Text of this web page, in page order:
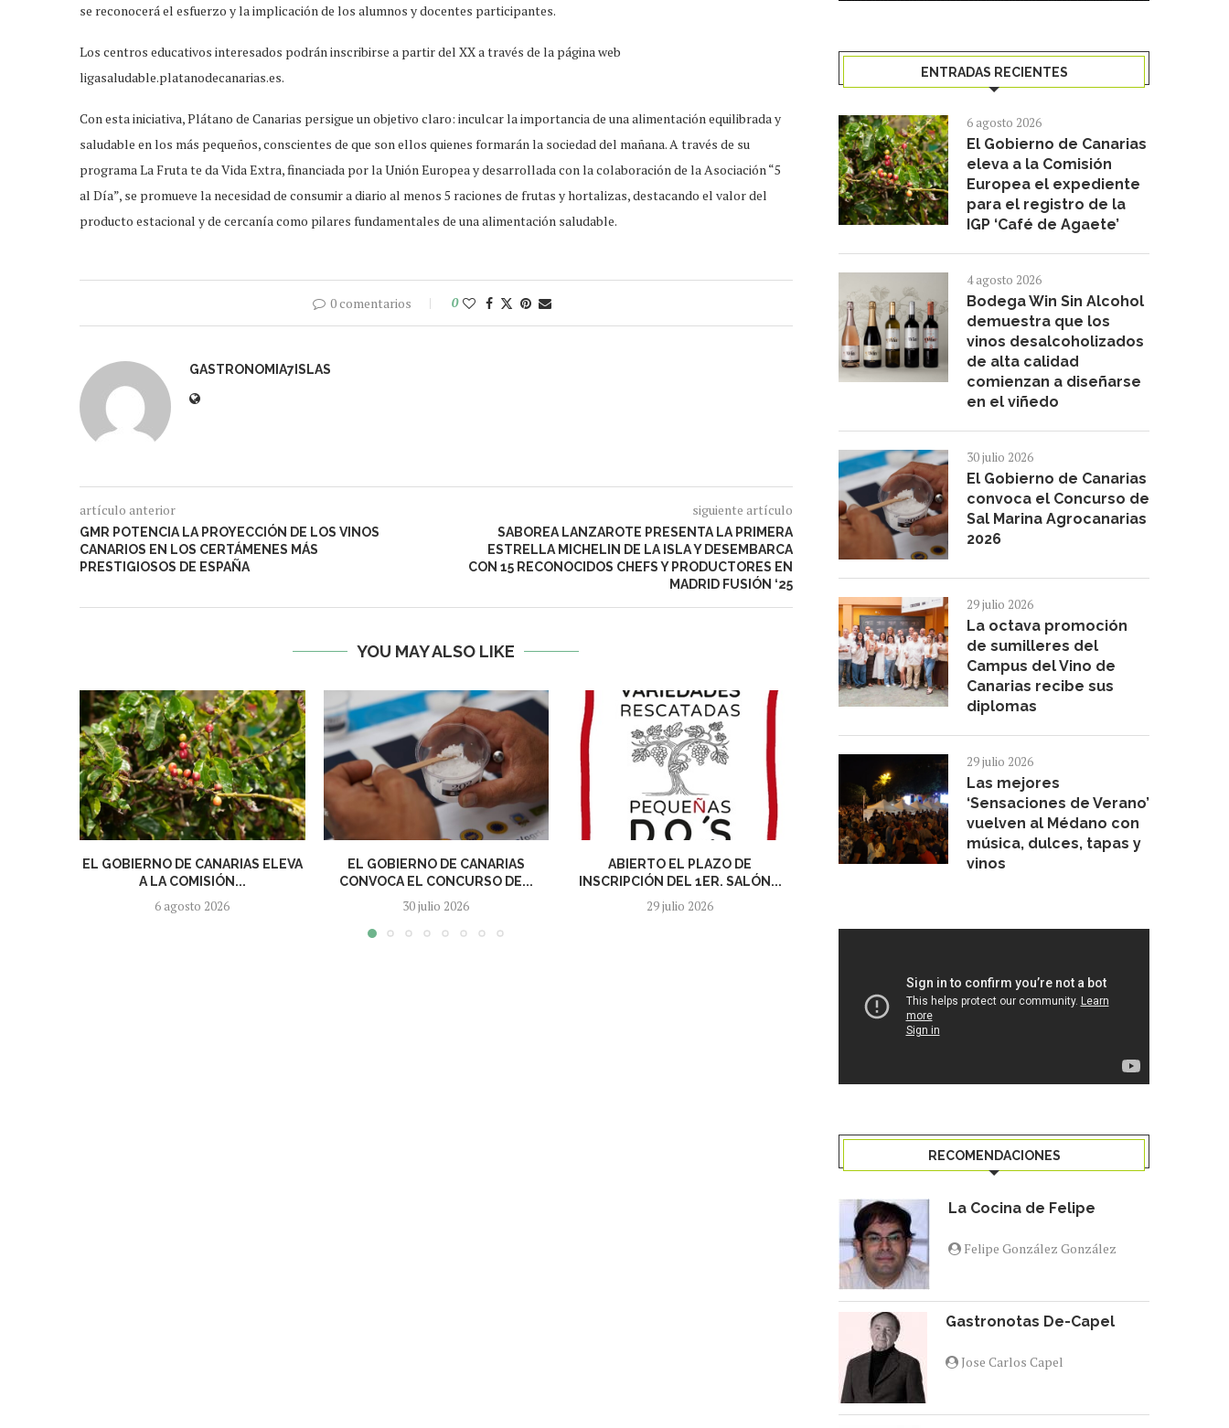
se reconocerá el esfuerzo y la implicación de los alumnos y docentes participantes.
Los centros educativos interesados podrán inscribirse a partir del XX a través de la página web
ligasaludable.platanodecanarias.es.
Con esta iniciativa, Plátano de Canarias persigue un objetivo claro: inculcar la importancia de una alimentación equilibrada y
saludable en los más pequeños, conscientes de que son ellos quienes formarán la sociedad del mañana. A través de su
programa La Fruta te da Vida Extra, financiada por la Unión Europea y desarrollada con la colaboración de la Asociación “5
al Día”, se promueve la necesidad de consumir a diario al menos 5 raciones de frutas y hortalizas, destacando el valor del
producto estacional y de cercanía como pilares fundamentales de una alimentación saludable.
0 comentarios 0
GASTRONOMIA7ISLAS
artículo anterior
GMR POTENCIA LA PROYECCIÓN DE LOS VINOS
CANARIOS EN LOS CERTÁMENES MÁS
PRESTIGIOSOS DE ESPAÑA
siguiente artículo
SABOREA LANZAROTE PRESENTA LA PRIMERA
ESTRELLA MICHELIN DE LA ISLA Y DESEMBARCA
CON 15 RECONOCIDOS CHEFS Y PRODUCTORES EN
MADRID FUSIÓN ‘25
YOU MAY ALSO LIKE
EL GOBIERNO DE CANARIAS ELEVA
A LA COMISIÓN...
6 agosto 2026
EL GOBIERNO DE CANARIAS
CONVOCA EL CONCURSO DE...
30 julio 2026
ABIERTO EL PLAZO DE
INSCRIPCIÓN DEL 1ER. SALÓN...
29 julio 2026
GF HOTELES UNE IA Y ECONOMÍA
ENTRADAS RECIENTES
6 agosto 2026
El Gobierno de Canarias
eleva a la Comisión
Europea el expediente
para el registro de la
IGP ‘Café de Agaete’
4 agosto 2026
Bodega Win Sin Alcohol
demuestra que los
vinos desalcoholizados
de alta calidad
comienzan a diseñarse
en el viñedo
30 julio 2026
El Gobierno de Canarias
convoca el Concurso de
Sal Marina Agrocanarias
2026
29 julio 2026
La octava promoción
de sumilleres del
Campus del Vino de
Canarias recibe sus
diplomas
29 julio 2026
Las mejores
‘Sensaciones de Verano’
vuelven al Médano con
música, dulces, tapas y
vinos
RECOMENDACIONES
La Cocina de Felipe
Felipe González González
Gastronotas De-Capel
Jose Carlos Capel